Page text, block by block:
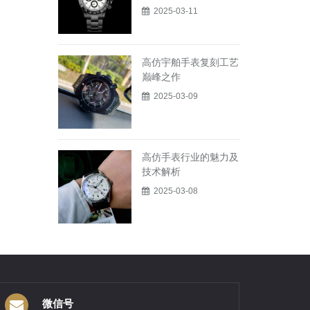
2025-03-11
高仿宇舶手表复刻工艺
巅峰之作
2025-03-09
高仿手表行业的魅力及
技术解析
2025-03-08
微信号